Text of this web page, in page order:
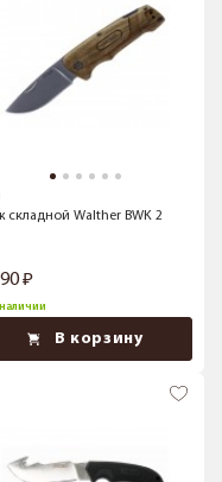
складной Walther BWK 2
В корзину